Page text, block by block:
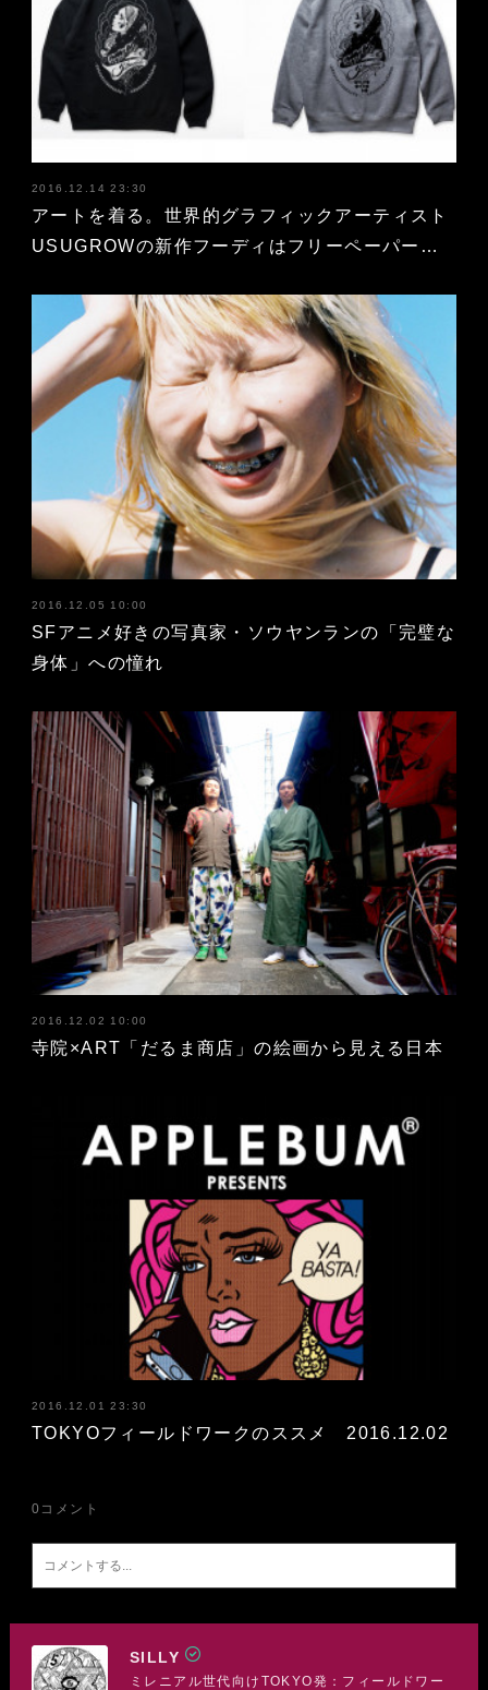
2016.12.14 23:30
アートを着る。世界的グラフィックアーティスト
USUGROWの新作フーディはフリーペーパー…
2016.12.05 10:00
SFアニメ好きの写真家・ソウヤンランの「完璧な
身体」への憧れ
2016.12.02 10:00
寺院×ART「だるま商店」の絵画から見える日本
2016.12.01 23:30
TOKYOフィールドワークのススメ 2016.12.02
0 コメント
SILLY
ミレニアル世代向けTOKYO発：フィールドワー